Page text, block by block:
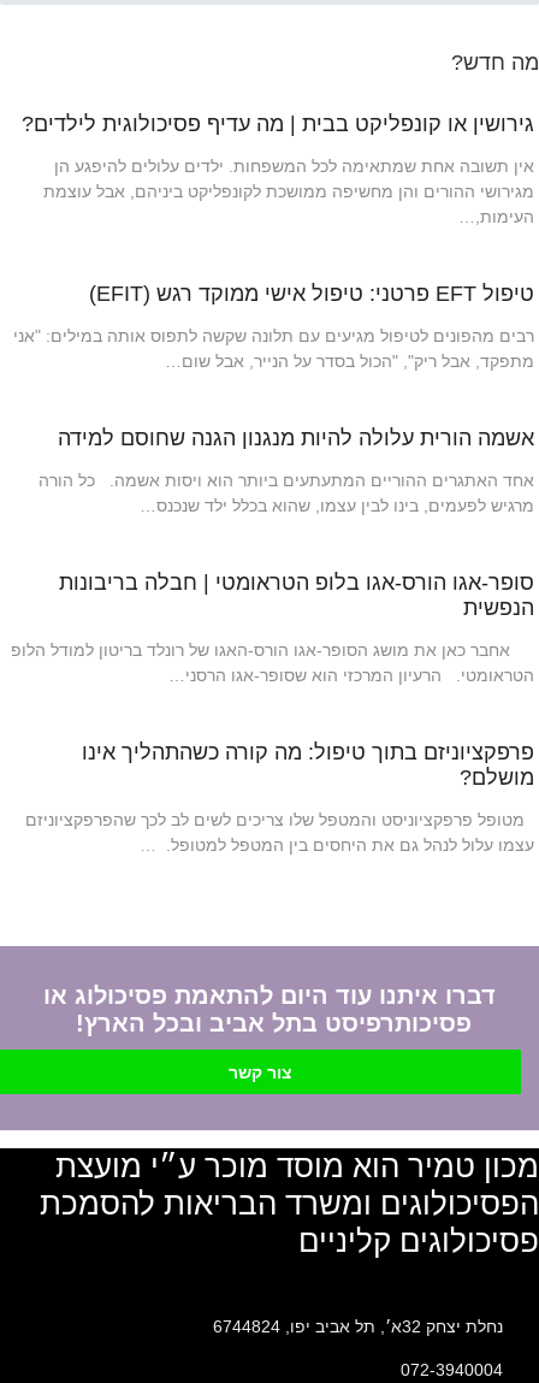
מה חדש?
גירושין או קונפליקט בבית | מה עדיף פסיכולוגית לילדים?
אין תשובה אחת שמתאימה לכל המשפחות. ילדים עלולים להיפגע הן
מגירושי ההורים והן מחשיפה ממושכת לקונפליקט ביניהם, אבל עוצמת
העימות,…
טיפול EFT פרטני: טיפול אישי ממוקד רגש (EFIT)
רבים מהפונים לטיפול מגיעים עם תלונה שקשה לתפוס אותה במילים: "אני
מתפקד, אבל ריק", "הכול בסדר על הנייר, אבל שום…
אשמה הורית עלולה להיות מנגנון הגנה שחוסם למידה
אחד האתגרים ההוריים המתעתעים ביותר הוא ויסות אשמה. כל הורה
מרגיש לפעמים, בינו לבין עצמו, שהוא בכלל ילד שנכנס…
סופר-אגו הורס-אגו בלופ הטראומטי | חבלה בריבונות
הנפשית
אחבר כאן את מושג הסופר-אגו הורס-האגו של רונלד בריטון למודל הלופ
הטראומטי. הרעיון המרכזי הוא שסופר-אגו הרסני…
פרפקציוניזם בתוך טיפול: מה קורה כשהתהליך אינו
מושלם?
מטופל פרפקציוניסט והמטפל שלו צריכים לשים לב לכך שהפרפקציוניזם
עצמו עלול לנהל גם את היחסים בין המטפל למטופל. …
דברו איתנו עוד היום להתאמת פסיכולוג או
פסיכותרפיסט בתל אביב ובכל הארץ!
צור קשר
מכון טמיר הוא מוסד מוכר ע״י מועצת
הפסיכולוגים ומשרד הבריאות להסמכת
פסיכולוגים קליניים
נחלת יצחק 32א׳, תל אביב יפו, 6744824
072-3940004